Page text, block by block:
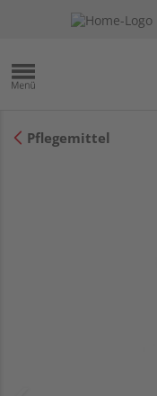
Pflegemittel